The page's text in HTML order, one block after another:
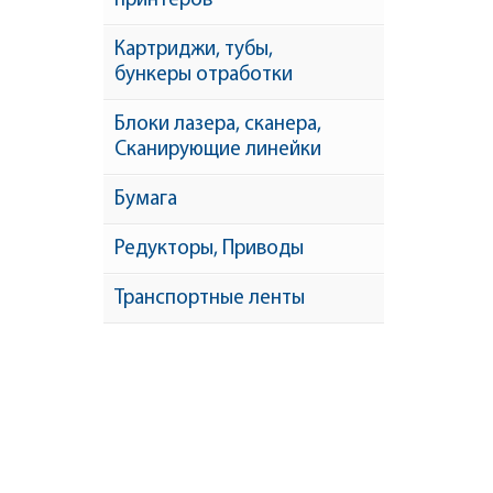
Картриджи, тубы,
бункеры отработки
Блоки лазера, сканера,
Сканирующие линейки
Бумага
Редукторы, Приводы
Транспортные ленты